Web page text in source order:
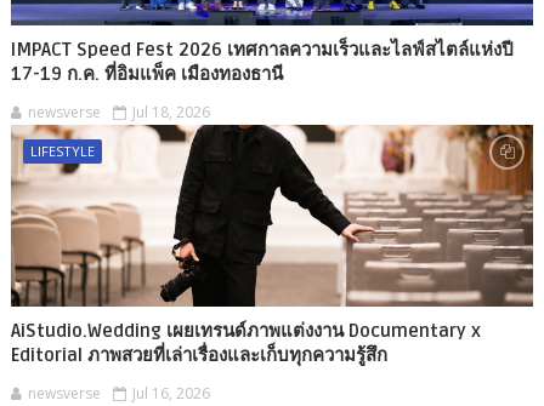
IMPACT Speed Fest 2026 เทศกาลความเร็วและไลฟ์สไตล์แห่งปี
17-19 ก.ค. ที่อิมแพ็ค เมืองทองธานี
newsverse Jul 18, 2026
LIFESTYLE
AiStudio.Wedding เผยเทรนด์ภาพแต่งงาน Documentary x
Editorial ภาพสวยที่เล่าเรื่องและเก็บทุกความรู้สึก
newsverse Jul 16, 2026